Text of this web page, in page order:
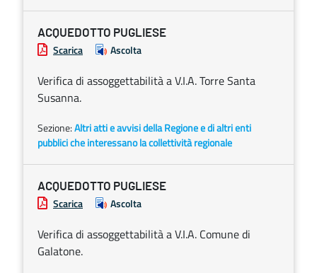
ACQUEDOTTO PUGLIESE
Scarica Ascolta
Verifica di assoggettabilità a V.I.A. Torre Santa
Susanna.
Sezione:Altri atti e avvisi della Regione e di altri enti
pubblici che interessano la collettività regionale
ACQUEDOTTO PUGLIESE
Scarica Ascolta
Verifica di assoggettabilità a V.I.A. Comune di
Galatone.